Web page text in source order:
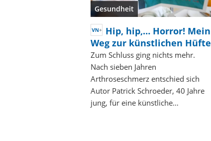
Gesundheit
Hip, hip,… Horror! Mein
Weg zur künstlichen Hüfte
Zum Schluss ging nichts mehr.
Nach sieben Jahren
Arthroseschmerz entschied sich
Autor Patrick Schroeder, 40 Jahre
jung, für eine künstliche…